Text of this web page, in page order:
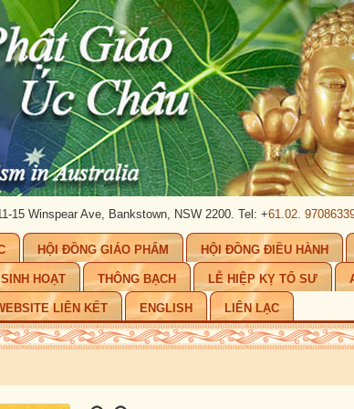
Ave, Bankstown, NSW 2200. Tel: +61.02. 97086339;
HỘI ĐỒNG GIÁO PHẨM HỘI ĐỒNG ĐIỀU HÀNH
HOẠT THÔNG BẠCH LỄ HIỆP KỴ TỔ SƯ
LIÊN KẾT ENGLISH LIÊN LẠC